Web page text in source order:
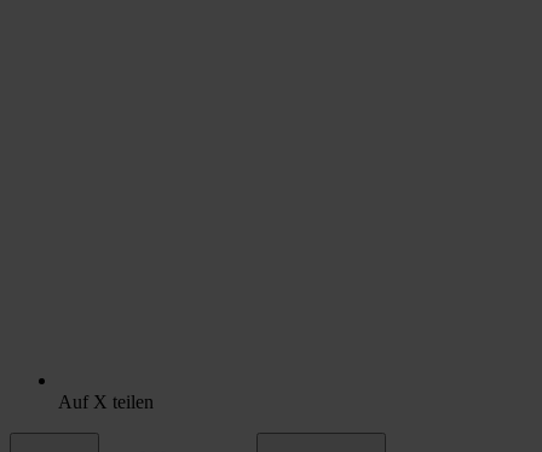
Auf X teilen